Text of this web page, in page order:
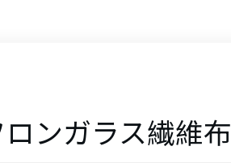
ンス
ング
ン絶
バスンガラス繊維布